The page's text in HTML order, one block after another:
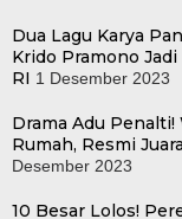
Dua Lagu Karya
Krido Pramono
RI 1 Desember 2023
Drama Adu
Rumah, Resmi
Desember 2023
10 Besar Lolos!